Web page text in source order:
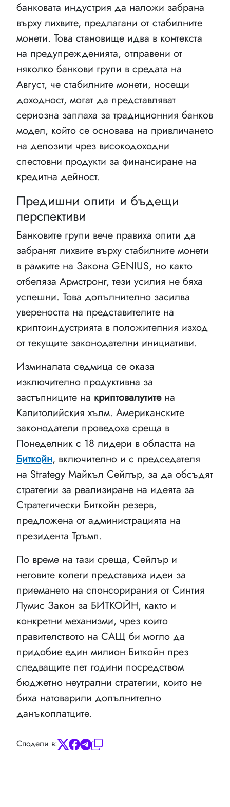
банковата индустрия да наложи забрана
върху лихвите, предлагани от стабилните
монети. Това становище идва в контекста
на предупрежденията, отправени от
няколко банкови групи в средата на
Август, че стабилните монети, носещи
доходност, могат да представляват
сериозна заплаха за традиционния банков
модел, който се основава на привличането
на депозити чрез високодоходни
спестовни продукти за финансиране на
кредитна дейност.
Предишни опити и бъдещи
перспективи
Банковите групи вече правиха опити да
забранят лихвите върху стабилните монети
в рамките на Закона GENIUS, но както
отбеляза Армстронг, тези усилия не бяха
успешни. Това допълнително засилва
увереността на представителите на
криптоиндустрията в положителния изход
от текущите законодателни инициативи.
Изминалата седмица се оказа
изключително продуктивна за
застъпниците на криптовалутитена
Капитолийския хълм. Американските
законодатели проведоха среща в
Понеделник с 18 лидери в областта на
Биткойн, включително и с председателя
на Strategy Майкъл Сейлър, за да обсъдят
стратегии за реализиране на идеята за
Стратегически Биткойн резерв,
предложена от администрацията на
президента Тръмп.
По време на тази среща, Сейлър и
неговите колеги представиха идеи за
приемането на спонсорирания от Синтия
Лумис Закон за БИТКОЙН, както и
конкретни механизми, чрез които
правителството на САЩ би могло да
придобие един милион Биткойн през
следващите пет години посредством
бюджетно неутрални стратегии, които не
биха натоварили допълнително
данъкоплатците.
Сподели в: